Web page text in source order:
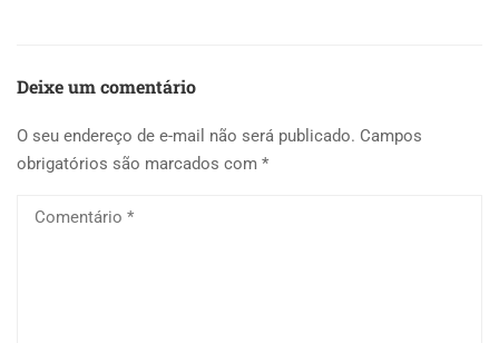
Deixe um comentário
O seu endereço de e-mail não será publicado. Campos
obrigatórios são marcados com *